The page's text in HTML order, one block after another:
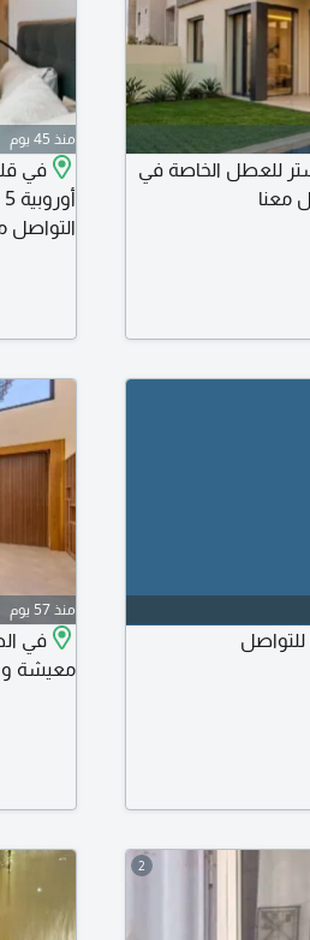
نقدم فيلا 5 غرف ماستر للعطل الخاصة في
معنا
منذ 45 يوم
في
التواصل
منذ 57 يوم
في
معيشة
2